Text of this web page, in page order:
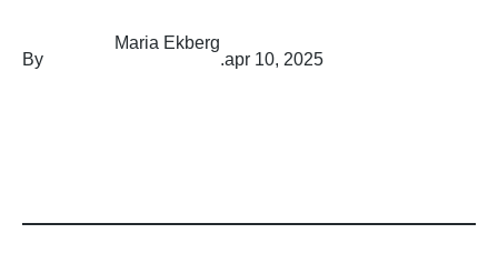
By
Maria Ekberg
.apr 10, 2025